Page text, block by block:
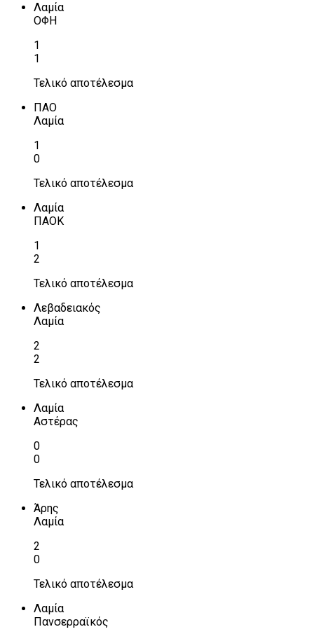
Λαμία
ΟΦΗ
1
1
Τελικό αποτέλεσμα
ΠΑΟ
Λαμία
1
0
Τελικό αποτέλεσμα
Λαμία
ΠΑΟΚ
1
2
Τελικό αποτέλεσμα
Λεβαδειακός
Λαμία
2
2
Τελικό αποτέλεσμα
Λαμία
Αστέρας
0
0
Τελικό αποτέλεσμα
Άρης
Λαμία
2
0
Τελικό αποτέλεσμα
Λαμία
Πανσερραϊκός